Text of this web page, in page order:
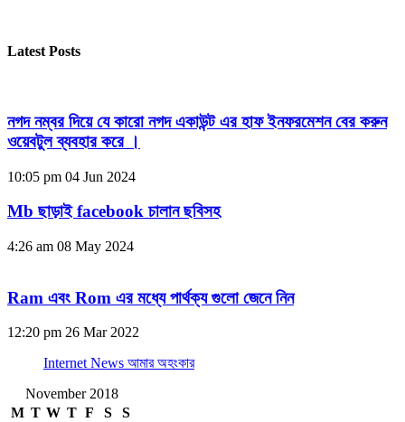
Latest Posts
নগদ নম্বর দিয়ে যে কারো নগদ একাউন্ট এর হাফ ইনফরমেশন বের করুন
ওয়েবটুল ব্যবহার করে ।
10:05 pm 04 Jun 2024
Mb ছাড়াই facebook চালান ছবিসহ
4:26 am 08 May 2024
Ram এবং Rom এর মধ্যে পার্থক্য গুলো জেনে নিন
12:20 pm 26 Mar 2022
Internet News আমার অহংকার
November 2018
M T W T F S
S